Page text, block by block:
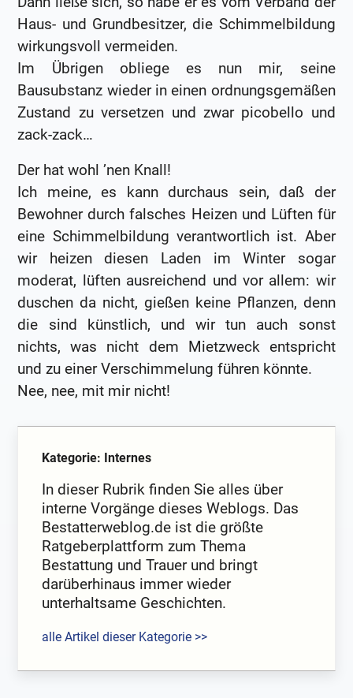
Haus- und Grundbesitzer, die Schimmelbildung
wirkungsvoll vermeiden.
Im Übrigen obliege es nun mir, seine
Bausubstanz wieder in einen ordnungsgemäßen
Zustand zu versetzen und zwar picobello und
zack-zack…
Der hat wohl ’nen Knall!
Ich meine, es kann durchaus sein, daß der
Bewohner durch falsches Heizen und Lüften für
eine Schimmelbildung verantwortlich ist. Aber
wir heizen diesen Laden im Winter sogar
moderat, lüften ausreichend und vor allem: wir
duschen da nicht, gießen keine Pflanzen, denn
die sind künstlich, und wir tun auch sonst
nichts, was nicht dem Mietzweck entspricht
und zu einer Verschimmelung führen könnte.
Nee, nee, mit mir nicht!
Kategorie: Internes
In dieser Rubrik finden Sie alles über
interne Vorgänge dieses Weblogs. Das
Bestatterweblog.de ist die größte
Ratgeberplattform zum Thema
Bestattung und Trauer und bringt
darüberhinaus immer wieder
unterhaltsame Geschichten.
alle Artikel dieser Kategorie >>